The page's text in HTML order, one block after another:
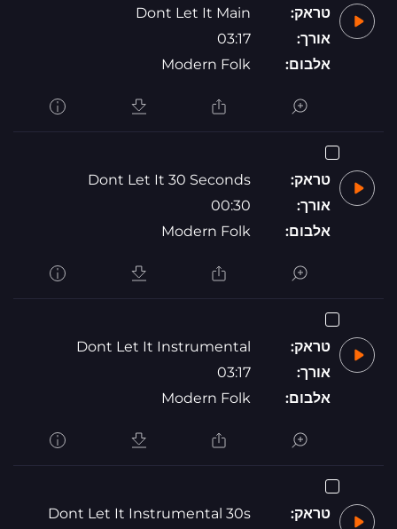
טראק:
Dont Let It Main
אורך:
03:17
אלבום:
Modern Folk
טראק:
Dont Let It 30 Seconds
אורך:
00:30
אלבום:
Modern Folk
טראק:
Dont Let It Instrumental
אורך:
03:17
אלבום:
Modern Folk
טראק:
Dont Let It Instrumental 30s